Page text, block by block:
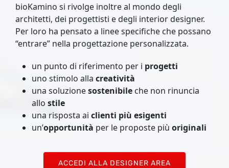
bioKamino si rivolge inoltre al mondo degli
architetti, dei progettisti e degli interior designer.
Per loro ha pensato a linee specifiche che possano
“entrare” nella progettazione personalizzata.
un punto di riferimento per i progetti
uno stimolo alla creatività
una soluzionesostenibileche non rinuncia
allo stile
una risposta ai clienti più esigenti
un’opportunità per le proposte più originali
ACCEDI ALLA DESIGNER AREA